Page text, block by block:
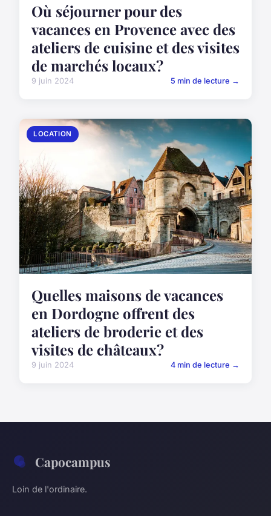
Où séjourner pour des
vacances en Provence avec des
ateliers de cuisine et des visites
de marchés locaux?
9 juin 2024 5 min de lecture →
LOCATION
Quelles maisons de vacances
en Dordogne offrent des
ateliers de broderie et des
visites de châteaux?
9 juin 2024 4 min de lecture →
Capocampus
Loin de l'ordinaire.